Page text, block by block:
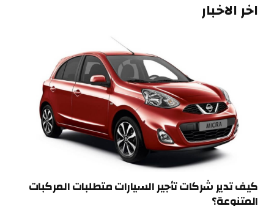
اخر الاخبار
كيف تدير شركات تأجير السيارات متطلبات المركبات
المتنوعة؟